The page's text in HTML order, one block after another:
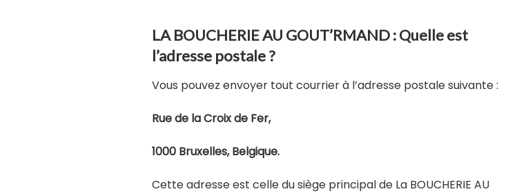
LA BOUCHERIE AU GOUT’RMAND : Quelle est
l’adresse postale ?
Vous pouvez envoyer tout courrier à l’adresse postale suivante :
Rue de la Croix de Fer,
1000 Bruxelles, Belgique.
Cette adresse est celle du siège principal de La BOUCHERIE AU